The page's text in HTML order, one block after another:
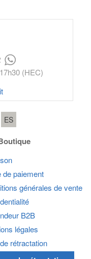
(HEC)
ES
de paiement
générales de vente
B2B
légales
rétractation